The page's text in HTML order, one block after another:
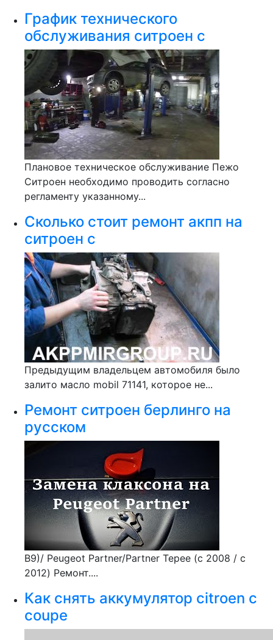
График технического
обслуживания ситроен с
Плановое техническое обслуживание Пежо
Ситроен необходимо проводить согласно
регламенту указанному...
Сколько стоит ремонт акпп на
ситроен с
Предыдущим владельцем автомобиля было
залито масло mobil 71141, которое не...
Ремонт ситроен берлинго на
русском
В9)/ Peugeot Partner/Partner Tepee (с 2008 / с
2012) Ремонт....
Как снять аккумулятор citroen c
coupe